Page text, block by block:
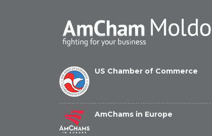
US Chamber of Commerce
AmChams in Europe